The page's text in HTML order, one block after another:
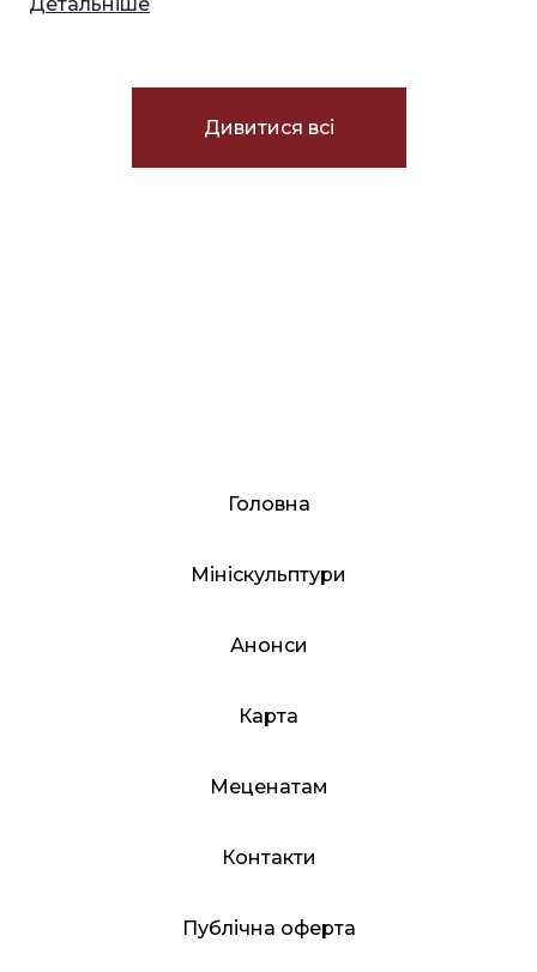
Дивитися всі
Головна
Мініскульптури
Анонси
Карта
Меценатам
Контакти
Публічна оферта